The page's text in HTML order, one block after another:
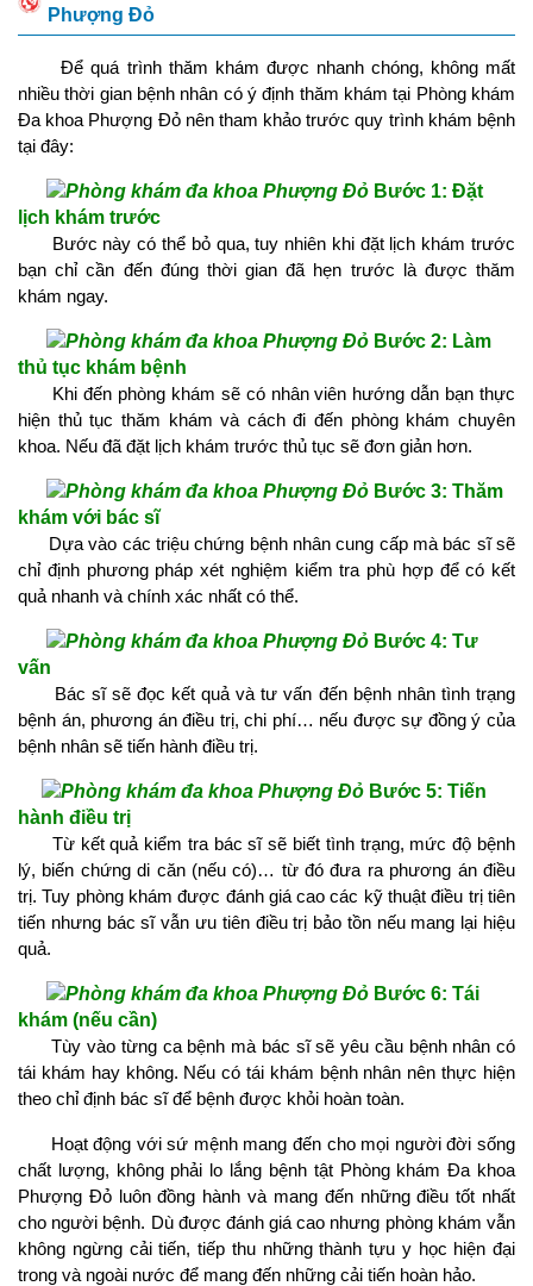
Phượng Đỏ
Để quá trình thăm khám được nhanh chóng, không mất
nhiều thời gian bệnh nhân có ý định thăm khám tại Phòng khám
Đa khoa Phượng Đỏ nên tham khảo trước quy trình khám bệnh
tại đây:
Bước 1: Đặt
lịch khám trước
Bước này có thể bỏ qua, tuy nhiên khi đặt lịch khám trước
bạn chỉ cần đến đúng thời gian đã hẹn trước là được thăm
khám ngay.
Bước 2: Làm
thủ tục khám bệnh
Khi đến phòng khám sẽ có nhân viên hướng dẫn bạn thực
hiện thủ tục thăm khám và cách đi đến phòng khám chuyên
khoa. Nếu đã đặt lịch khám trước thủ tục sẽ đơn giản hơn.
Bước 3: Thăm
khám với bác sĩ
Dựa vào các triệu chứng bệnh nhân cung cấp mà bác sĩ sẽ
chỉ định phương pháp xét nghiệm kiểm tra phù hợp để có kết
quả nhanh và chính xác nhất có thể.
Bước 4: Tư
vấn
Bác sĩ sẽ đọc kết quả và tư vấn đến bệnh nhân tình trạng
bệnh án, phương án điều trị, chi phí… nếu được sự đồng ý của
bệnh nhân sẽ tiến hành điều trị.
Bước 5: Tiến
hành điều trị
Từ kết quả kiểm tra bác sĩ sẽ biết tình trạng, mức độ bệnh
lý, biến chứng di căn (nếu có)… từ đó đưa ra phương án điều
trị. Tuy phòng khám được đánh giá cao các kỹ thuật điều trị tiên
tiến nhưng bác sĩ vẫn ưu tiên điều trị bảo tồn nếu mang lại hiệu
quả.
Bước 6: Tái
khám (nếu cần)
Tùy vào từng ca bệnh mà bác sĩ sẽ yêu cầu bệnh nhân có
tái khám hay không. Nếu có tái khám bệnh nhân nên thực hiện
theo chỉ định bác sĩ để bệnh được khỏi hoàn toàn.
Hoạt động với sứ mệnh mang đến cho mọi người đời sống
chất lượng, không phải lo lắng bệnh tật Phòng khám Đa khoa
Phượng Đỏ luôn đồng hành và mang đến những điều tốt nhất
cho người bệnh. Dù được đánh giá cao nhưng phòng khám vẫn
không ngừng cải tiến, tiếp thu những thành tựu y học hiện đại
trong và ngoài nước để mang đến những cải tiến hoàn hảo.